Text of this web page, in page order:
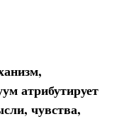
атрибутирует
чувства,